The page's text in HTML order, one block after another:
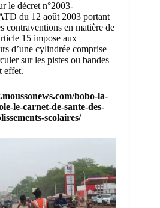
le décret n°2003-
du 12 août 2003 portant
contraventions en matière de
15 impose aux
d’une cylindrée comprise
sur les pistes ou bandes
effet.
bobo-la-
le-carnet-de-sante-des-
scolaires/